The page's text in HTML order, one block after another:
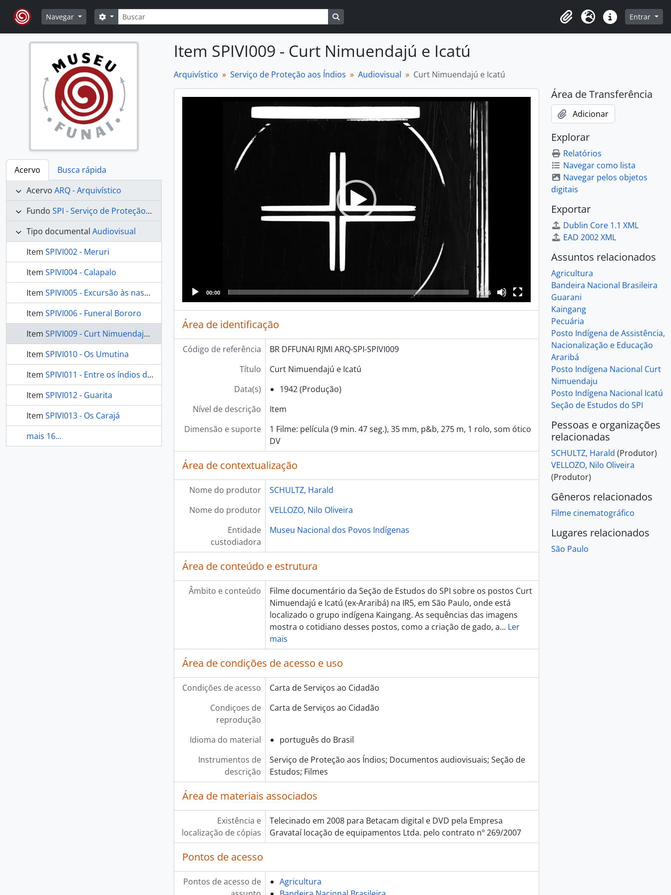
Skip to main content
Navegar
Buscar
Opções de busca
Área de Transferência
Idioma Atalhos Entrar
Acervo
Busca rápida
Acervo ARQ - Arquivístico
Fundo SPI - Serviço de Proteção aos Índios
Tipo documental Audiovisual
Item SPIVI002 - Meruri
Item SPIVI004 - Calapalo
Item SPIVI005 - Excursão às nascentes do Xingu
Item SPIVI006 - Funeral Bororo
Item SPIVI009 - Curt Nimuendajú e Icatú
Item SPIVI010 - Os Umutina
Item SPIVI011 - Entre os índios do Sul
Item SPIVI012 - Guarita
Item SPIVI013 - Os Carajá
mais 16...
Item SPIVI009 - Curt Nimuendajú e Icatú
Arquivístico Serviço de Proteção aos Índios Audiovisual Curt Nimuendajú e Icatú
00:00 09:56
Área de identificação
Código de referência
BR DFFUNAI RJMI ARQ-SPI-SPIVI009
Título
Curt Nimuendajú e Icatú
Data(s)
1942 (Produção)
Nível de descrição
Item
Dimensão e suporte
1 Filme: película (9 min. 47 seg.), 35 mm, p&b, 275 m, 1 rolo, som ótico
DV
Área de contextualização
Nome do produtor
SCHULTZ, Harald
Nome do produtor
VELLOZO, Nilo Oliveira
Entidade
custodiadora
Museu Nacional dos Povos Indígenas
Área de conteúdo e estrutura
Âmbito e conteúdo
Filme documentário da Seção de Estudos do SPI sobre os postos Curt
Nimuendajú e Icatú (ex-Araribá) na IR5, em São Paulo, onde está
localizado o grupo indígena Kaingang. As sequências das imagens
mostra o cotidiano desses postos, como a criação de gado, a… Ler
mais
Área de condições de acesso e uso
Condições de acesso
Carta de Serviços ao Cidadão
Condiçoes de
reprodução
Carta de Serviços ao Cidadão
Idioma do material
português do Brasil
Instrumentos de
descrição
Serviço de Proteção aos Índios; Documentos audiovisuais; Seção de
Estudos; Filmes
Área de materiais associados
Existência e
localização de cópias
Telecinado em 2008 para Betacam digital e DVD pela Empresa
Gravataí locação de equipamentos Ltda. pelo contrato nº 269/2007
Pontos de acesso
Pontos de acesso de
Agricultura
Área de Transferência
Adicionar
Explorar
Relatórios
Navegar como lista
Navegar pelos objetos
digitais
Exportar
Dublin Core 1.1 XML
EAD 2002 XML
Assuntos relacionados
Agricultura
Bandeira Nacional Brasileira
Guarani
Kaingang
Pecuária
Posto Indígena de Assistência,
Nacionalização e Educação
Araribá
Posto Indígena Nacional Curt
Nimuendaju
Posto Indígena Nacional Icatú
Seção de Estudos do SPI
Pessoas e organizações
relacionadas
SCHULTZ, Harald (Produtor)
VELLOZO, Nilo Oliveira
(Produtor)
Gêneros relacionados
Filme cinematográfico
Lugares relacionados
São Paulo